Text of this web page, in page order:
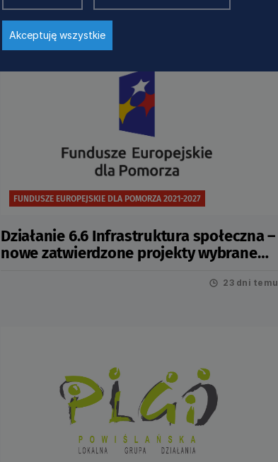
FUNDUSZE EUROPEJSKIE DLA POMORZA 2021-2027
Działanie 6.6 Infrastruktura społeczna –
nowe zatwierdzone projekty wybrane
23 dni temu
Akceptuję wszystkie